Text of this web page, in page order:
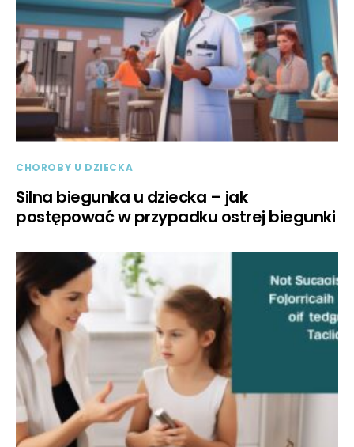
CHOROBY U DZIECKA
Silna biegunka u dziecka – jak
postępować w przypadku ostrej biegunki